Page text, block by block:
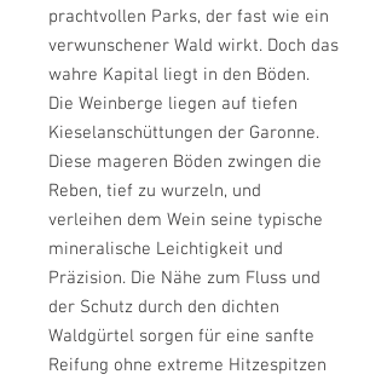
prachtvollen Parks, der fast wie ein
verwunschener Wald wirkt. Doch das
wahre Kapital liegt in den Böden.
Die Weinberge liegen auf tiefen
Kieselanschüttungen der Garonne.
Diese mageren Böden zwingen die
Reben, tief zu wurzeln, und
verleihen dem Wein seine typische
mineralische Leichtigkeit und
Präzision. Die Nähe zum Fluss und
der Schutz durch den dichten
Waldgürtel sorgen für eine sanfte
Reifung ohne extreme Hitzespitzen